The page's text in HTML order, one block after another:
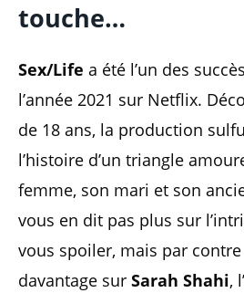
touche…
Sex/Life a été l’un des
l’année 2021 sur Netflix.
de 18 ans, la production
l’histoire d’un triangle
femme, son mari et son
vous en dit pas plus sur
vous spoiler, mais par
davantage sur Sarah Shahi,